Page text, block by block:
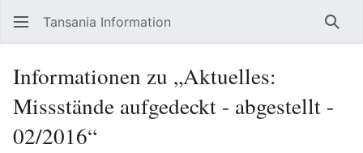
Tansania Information
Informationen zu „Aktuelles:
Missstände aufgedeckt - abgestellt -
02/2016“